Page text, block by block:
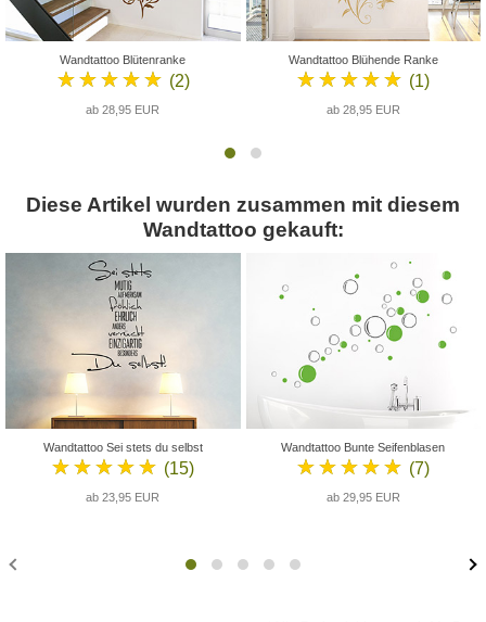
Wandtattoo Blütenranke
★★★★★ (2)
ab 28,95 EUR
Wandtattoo Blühende Ranke
★★★★★ (1)
ab 28,95 EUR
Diese Artikel wurden zusammen mit diesem
Wandtattoo gekauft:
Wandtattoo Sei stets du selbst
★★★★★ (15)
ab 23,95 EUR
Wandtattoo Bunte Seifenblasen
★★★★★ (7)
ab 29,95 EUR